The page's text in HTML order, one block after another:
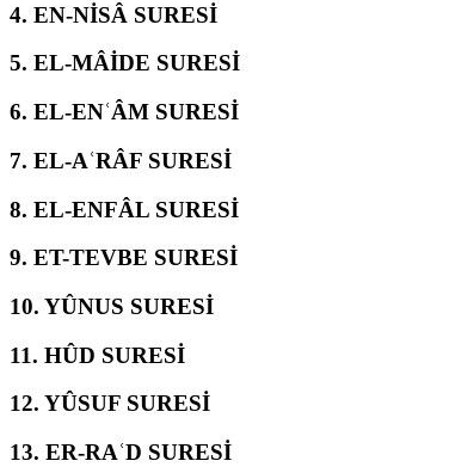
4. EN-NİSÂ SURESİ
5. EL-MÂİDE SURESİ
6. EL-ENʿÂM SURESİ
7. EL-AʿRÂF SURESİ
8. EL-ENFÂL SURESİ
9. ET-TEVBE SURESİ
10. YÛNUS SURESİ
11. HÛD SURESİ
12. YÛSUF SURESİ
13. ER-RAʿD SURESİ